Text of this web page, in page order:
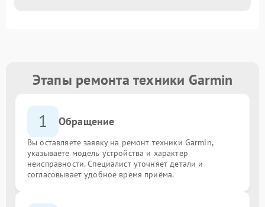
Этапы ремонта техники Garmin
1 Обращение
Вы оставляете заявку на ремонт техники Garmin,
указываете модель устройства и характер
неисправности. Специалист уточняет детали и
согласовывает удобное время приёма.